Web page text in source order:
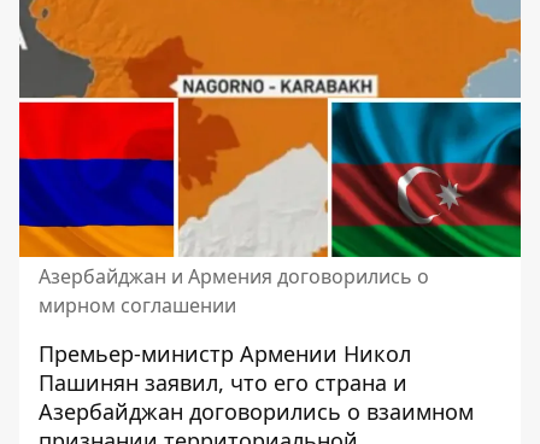
Азербайджан и Армения договорились о
мирном соглашении
Премьер-министр Армении Никол
Пашинян заявил, что его страна и
Азербайджан договорились о взаимном